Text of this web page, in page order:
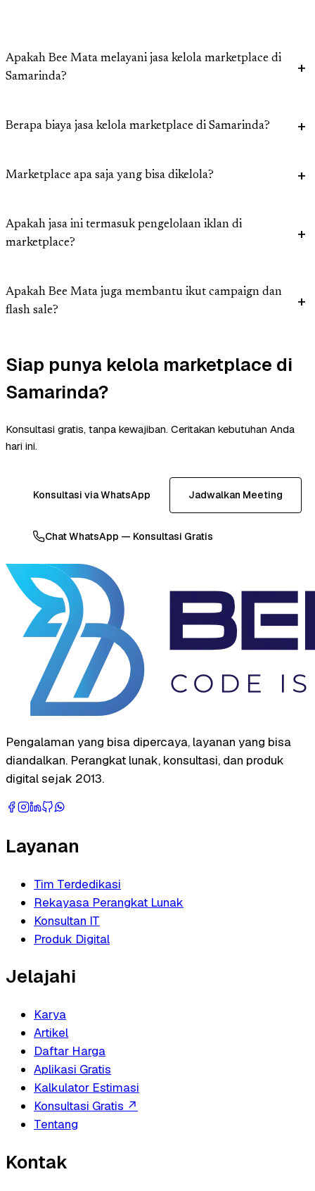
Apakah Bee Mata melayani jasa kelola marketplace di
Samarinda?
Berapa biaya jasa kelola marketplace di Samarinda?
Marketplace apa saja yang bisa dikelola?
Apakah jasa ini termasuk pengelolaan iklan di
marketplace?
Apakah Bee Mata juga membantu ikut campaign dan
flash sale?
Siap punya kelola marketplace di
Samarinda?
Konsultasi gratis, tanpa kewajiban. Ceritakan kebutuhan Anda
hari ini.
Konsultasi via WhatsApp Jadwalkan Meeting
Chat WhatsApp — Konsultasi Gratis
Pengalaman yang bisa dipercaya, layanan yang bisa
diandalkan. Perangkat lunak, konsultasi, dan produk
digital sejak 2013.
Layanan
Tim Terdedikasi
Rekayasa Perangkat Lunak
Konsultan IT
Produk Digital
Jelajahi
Karya
Artikel
Daftar Harga
Aplikasi Gratis
Kalkulator Estimasi
Konsultasi Gratis ↗
Tentang
Kontak